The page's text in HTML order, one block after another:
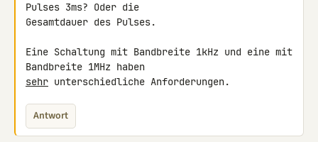
Pulses 3ms? Oder die
Gesamtdauer des Pulses.
Eine Schaltung mit Bandbreite 1kHz und eine mit
sehr unterschiedliche Anforderungen.
Antwort